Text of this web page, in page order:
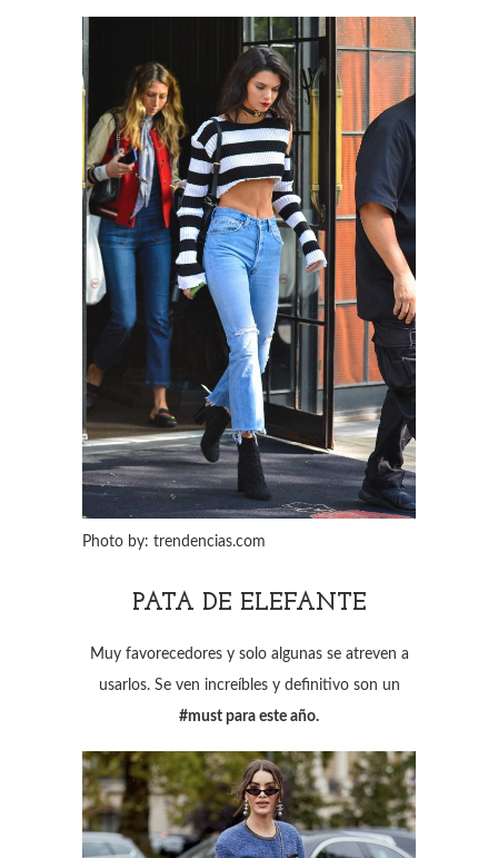
Photo by: trendencias.com
PATA DE ELEFANTE
Muy favorecedores y solo algunas se atreven a
usarlos. Se ven increíbles y definitivo son un
#must para este año.